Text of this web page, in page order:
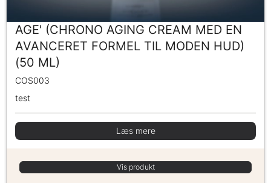
AGE' (CHRONO AGING CREAM MED EN
AVANCERET FORMEL TIL MODEN HUD)
(50 ML)
COS003
test
Læs mere
Vis produkt